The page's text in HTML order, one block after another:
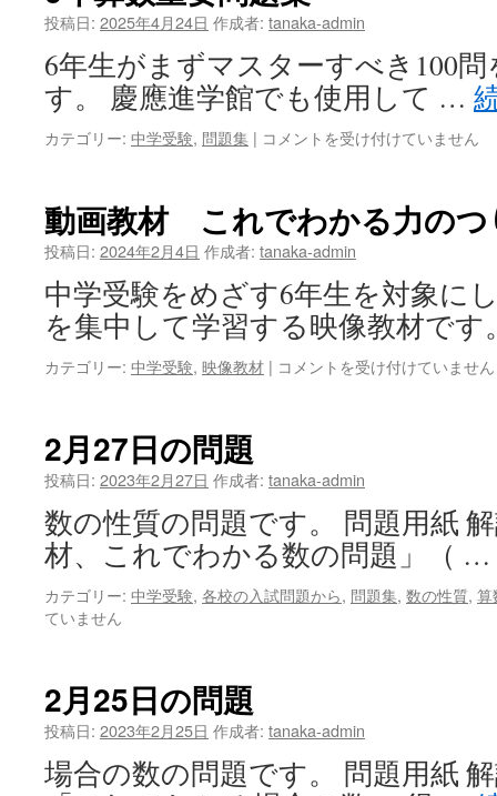
投稿日: 2025年4月24日 作成者: tanaka-admin
6年生がまずマスターすべき100
す。 慶應進学館でも使用して …
カテゴリー: 中学受験, 問題集 | 6
重
要
題
集
は
コメントを受け付けていません
動画教材 これでわかる力のつ
投稿日: 2024年2月4日 作成者: tanaka-admin
中学受験をめざす6年生を対象に
を集中して学習する映像教材で
カテゴリー: 中学受験, 映像教材 | 動
れ
わ
か
る
力
の
コメントを受け付けていません
2月27日の問題
投稿日: 2023年2月27日 作成者: tanaka-admin
数の性質の問題です。 問題用紙
材、これでわかる数の問題」（ …
カテゴリー: 中学受験, 各校の入試問題から, 問題集, 数の性質, 算
ていません
2月25日の問題
投稿日: 2023年2月25日 作成者: tanaka-admin
場合の数の問題です。 問題用紙